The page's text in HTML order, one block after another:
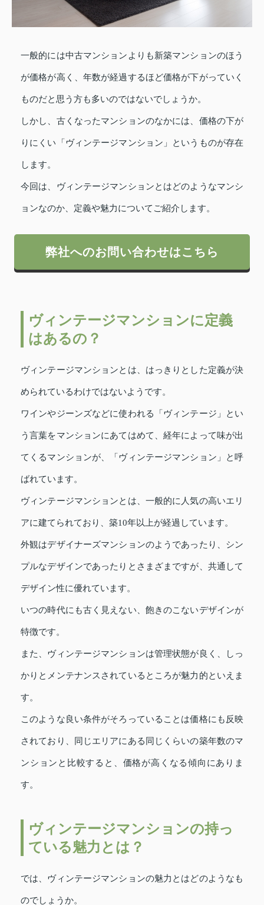
一般的には中古マンションよりも新築マンションのほう
が価格が高く、年数が経過するほど価格が下がっていく
ものだと思う方も多いのではないでしょうか。
しかし、古くなったマンションのなかには、価格の下が
りにくい「ヴィンテージマンション」というものが存在
します。
今回は、ヴィンテージマンションとはどのようなマンシ
ョンなのか、定義や魅力についてご紹介します。
弊社へのお問い合わせはこちら
ヴィンテージマンションに定義
はあるの？
ヴィンテージマンションとは、はっきりとした定義が決
められているわけではないようです。
ワインやジーンズなどに使われる「ヴィンテージ」とい
う言葉をマンションにあてはめて、経年によって味が出
てくるマンションが、「ヴィンテージマンション」と呼
ばれています。
ヴィンテージマンションとは、一般的に人気の高いエリ
アに建てられており、築10年以上が経過しています。
外観はデザイナーズマンションのようであったり、シン
プルなデザインであったりとさまざまですが、共通して
デザイン性に優れています。
いつの時代にも古く見えない、飽きのこないデザインが
特徴です。
また、ヴィンテージマンションは管理状態が良く、しっ
かりとメンテナンスされているところが魅力的といえま
す。
このような良い条件がそろっていることは価格にも反映
されており、同じエリアにある同じくらいの築年数のマ
ンションと比較すると、価格が高くなる傾向にありま
す。
ヴィンテージマンションの持っ
ている魅力とは？
では、ヴィンテージマンションの魅力とはどのようなも
のでしょうか。